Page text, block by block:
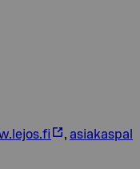
, asiakaspal